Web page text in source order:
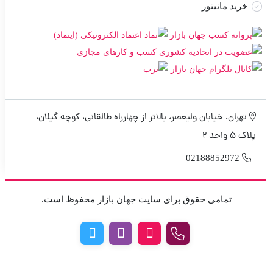
خرید مانیتور
تهران، خیابان ولیعصر، بالاتر از چهارراه طالقانی، کوچه گیلان،
پلاک 5 واحد 2
02188852972
تمامی حقوق برای سایت جهان بازار محفوظ است.